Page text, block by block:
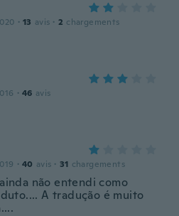
· 13 avis · 2 chargements
· 46 avis
· 40 avis · 31 chargements
não entendi como
A tradução é muito